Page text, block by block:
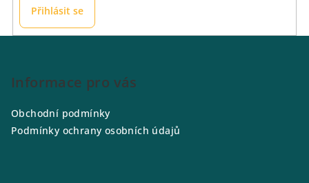
Přihlásit se
Informace pro vás
Obchodní podmínky
Podmínky ochrany osobních údajů